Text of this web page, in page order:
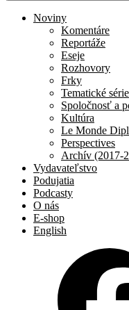
Noviny
Komentáre
Reportáže
Eseje
Rozhovory
Frky
Tematické série
Spoločnosť a
Kultúra
Le Monde
Perspectives
Archív (2017-
Vydavateľstvo
Podujatia
Podcasty
O nás
E-shop
English